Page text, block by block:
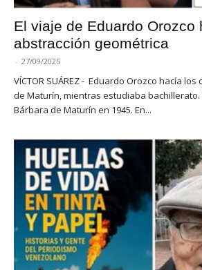
El viaje de Eduardo Orozco
abstracción geométrica
- 27/09/2025
VÍCTOR SUÁREZ - Eduardo Orozco hacía
de Maturín, mientras estudiaba bachillerato.
Bárbara de Maturín en 1945. En...